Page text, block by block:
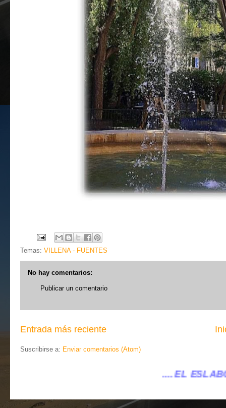
Temas: VILLENA - FUENTES
No hay comentarios:
Publicar un comentario
Entrada más reciente
Suscribirse a: Enviar comentarios (Atom)
.... EL ESLABÓN VILLENA ...